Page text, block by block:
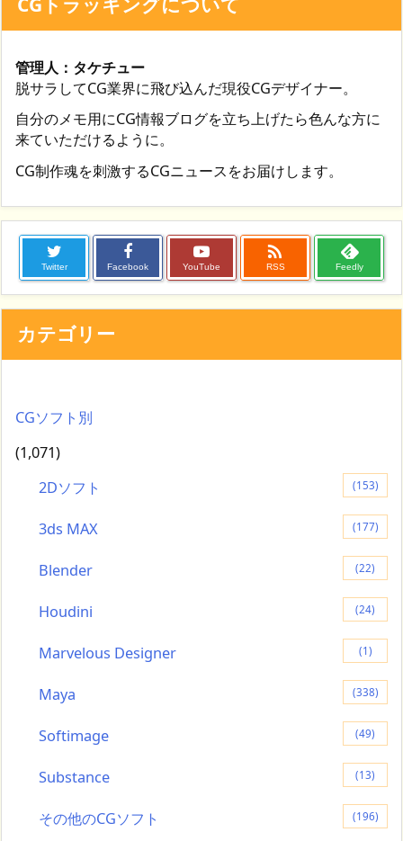
管理人：タケチュー
脱サラしてCG業界に飛び込んだ現役CGデザイナー。
自分のメモ用にCG情報ブログを立ち上げたら色んな方に
来ていただけるように。
CG制作魂を刺激するCGニュースをお届けします。
Twitter Facebook YouTube

RSS Feedly
カテゴリー
CGソフト別
(1,071)
2Dソフト
(153)
3ds MAX (177)
Blender (22)
Houdini (24)
Marvelous Designer (1)
Maya (338)
Softimage (49)
Substance (13)
その他のCGソフト (196)